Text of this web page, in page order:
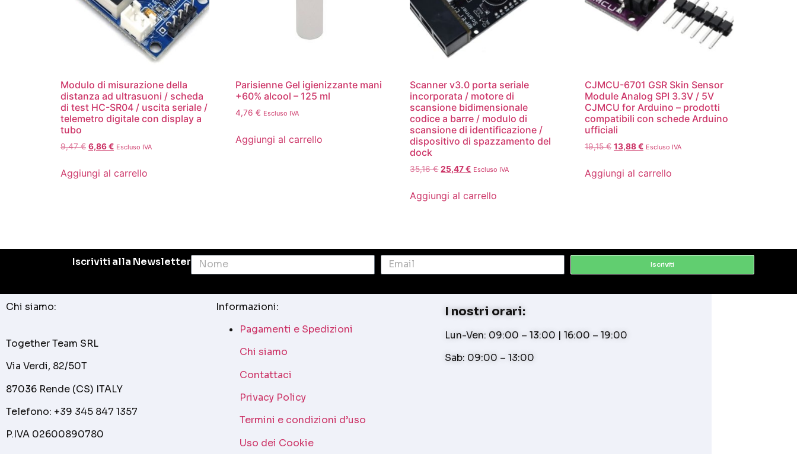
Modulo di misurazione della
distanza ad ultrasuoni / scheda
di test HC-SR04 / uscita seriale /
telemetro digitale con display a
tubo
9,47€ 6,86€ Escluso IVA
Aggiungi al carrello
Parisienne Gel igienizzante mani
+60% alcool – 125 ml
4,76 € Escluso IVA
Aggiungi al carrello
Scanner v3.0 porta seriale
incorporata / motore di
scansione bidimensionale
codice a barre / modulo di
scansione di identificazione /
dispositivo di spazzamento del
dock
35,16€ 25,47€ Escluso IVA
Aggiungi al carrello
CJMCU-6701 GSR Skin Sensor
Module Analog SPI 3.3V / 5V
CJMCU for Arduino – prodotti
compatibili con schede Arduino
ufficiali
19,15€ 13,88€ Escluso IVA
Aggiungi al carrello
Iscriviti alla Newsletter Iscriviti
Chi siamo:
Together Team SRL
Via Verdi, 82/50T
87036 Rende (CS) ITALY
Telefono: +39 345 847 1357
P.IVA 02600890780
Informazioni:
Pagamenti e Spedizioni
Chi siamo
Contattaci
Privacy Policy
Termini e condizioni d’uso
Uso dei Cookie
I nostri orari:
Lun-Ven: 09:00 – 13:00 | 16:00 – 19:00
Sab: 09:00 – 13:00